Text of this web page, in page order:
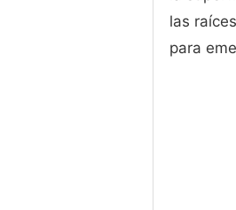
las
para